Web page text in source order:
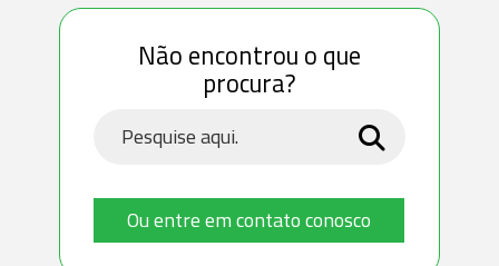
Não encontrou o que
procura?
Ou entre em contato conosco